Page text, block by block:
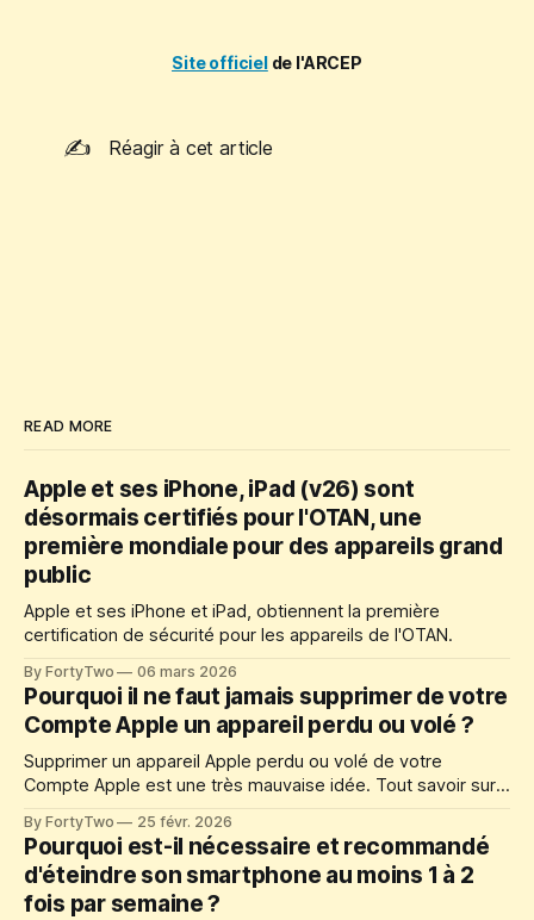
Site officielde l'ARCEP
✍️ Réagir à cet article
READ MORE
Apple et ses iPhone, iPad (v26) sont
désormais certifiés pour l'OTAN, une
première mondiale pour des appareils grand
public
Apple et ses iPhone et iPad, obtiennent la première
certification de sécurité pour les appareils de l'OTAN.
By FortyTwo 06 mars 2026
Pourquoi il ne faut jamais supprimer de votre
Compte Apple un appareil perdu ou volé ?
Supprimer un appareil Apple perdu ou volé de votre
Compte Apple est une très mauvaise idée. Tout savoir sur
appareil Apple.
By FortyTwo 25 févr. 2026
Pourquoi est-il nécessaire et recommandé
d'éteindre son smartphone au moins 1 à 2
fois par semaine ?